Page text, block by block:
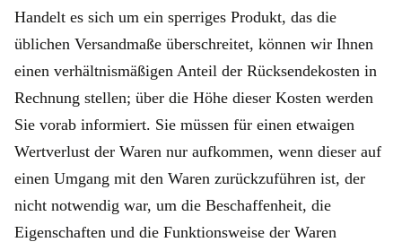
Handelt es sich um ein sperriges Produkt, das die
üblichen Versandmaße überschreitet, können wir Ihnen
einen verhältnismäßigen Anteil der Rücksendekosten in
Rechnung stellen; über die Höhe dieser Kosten werden
Sie vorab informiert. Sie müssen für einen etwaigen
Wertverlust der Waren nur aufkommen, wenn dieser auf
einen Umgang mit den Waren zurückzuführen ist, der
nicht notwendig war, um die Beschaffenheit, die
Eigenschaften und die Funktionsweise der Waren